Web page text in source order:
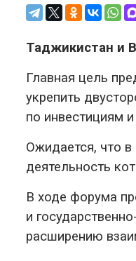
Таджикистан и
Главная цель
укрепить
по инвестициям
Ожидается, что в
деятельность
В ходе форума
и
расширению